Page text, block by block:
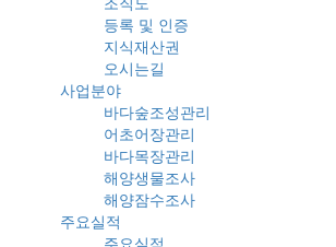
등록 및 인증
지식재산권
오시는길
사업분야
바다숲조성관리
어초어장관리
바다목장관리
해양생물조사
해양잠수조사
주요실적